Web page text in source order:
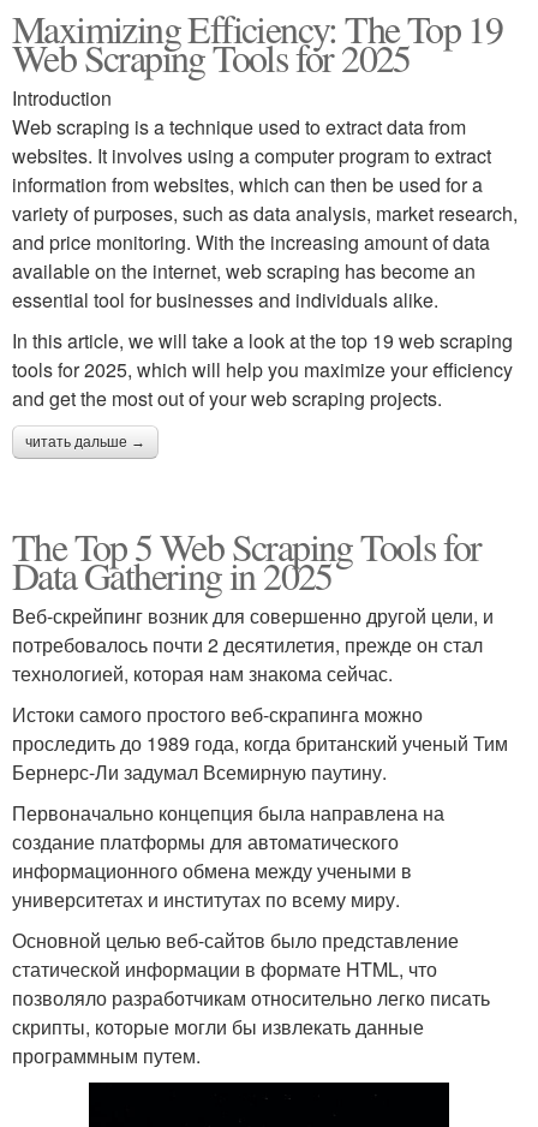
Maximizing Efficiency: The Top 19
Web Scraping Tools for 2025
Introduction
Web scraping is a technique used to extract data from
websites. It involves using a computer program to extract
information from websites, which can then be used for a
variety of purposes, such as data analysis, market research,
and price monitoring. With the increasing amount of data
available on the internet, web scraping has become an
essential tool for businesses and individuals alike.
In this article, we will take a look at the top 19 web scraping
tools for 2025, which will help you maximize your efficiency
and get the most out of your web scraping projects.
читать дальше →
The Top 5 Web Scraping Tools for
Data Gathering in 2025
Веб-скрейпинг возник для совершенно другой цели, и
потребовалось почти 2 десятилетия, прежде он стал
технологией, которая нам знакома сейчас.
Истоки самого простого веб-скрапинга можно
проследить до 1989 года, когда британский ученый Тим
Бернерс-Ли задумал Всемирную паутину.
Первоначально концепция была направлена на
создание платформы для автоматического
информационного обмена между учеными в
университетах и институтах по всему миру.
Основной целью веб-сайтов было представление
статической информации в формате HTML, что
позволяло разработчикам относительно легко писать
скрипты, которые могли бы извлекать данные
программным путем.